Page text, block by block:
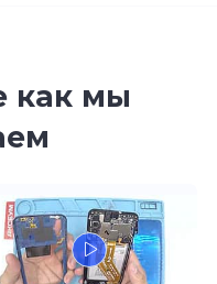
как мы